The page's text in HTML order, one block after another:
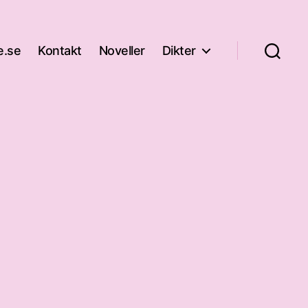
Kontakt Noveller Dikter